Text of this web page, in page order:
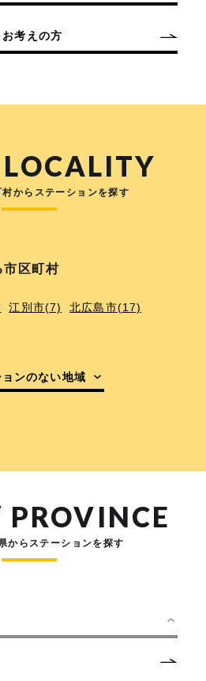
考えの方
からステーションを探す
市区町村
江別市(7) 北広島市(17)
ョンのない地域
PROVINCE
からステーションを探す